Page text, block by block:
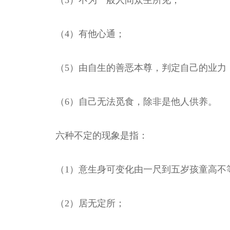
（4）有他心通；
（5）由自生的善恶本尊，判定自己的业力
（6）自己无法觅食，除非是他人供养。
六种不定的现象是指：
（1）意生身可变化由一尺到五岁孩童高不
（2）居无定所；